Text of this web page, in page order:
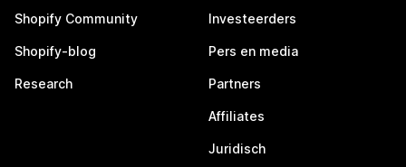
Shopify Community
Shopify-blog
Research
Investeerders
Pers en media
Partners
Affiliates
Juridisch